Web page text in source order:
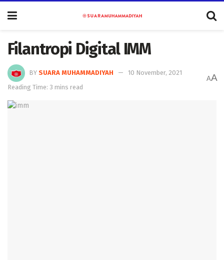
Filantropi Digital IMM
BY SUARA MUHAMMADIYAH
10 November, 2021
Reading Time: 3 mins read
AA